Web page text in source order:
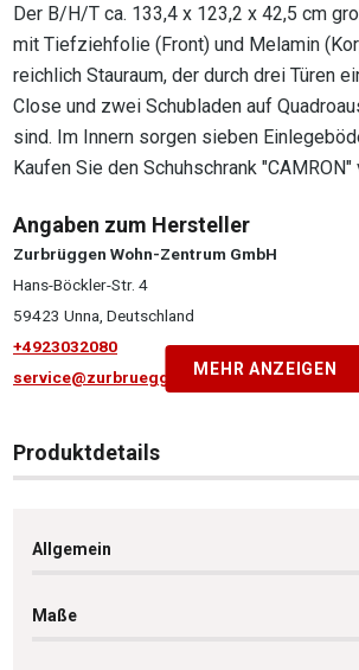
Der B/H/T ca. 133,4 x 123,2 x 42,5 cm
mit Tiefziehfolie (Front) und Melamin
reichlich Stauraum, der durch drei Türen
Close und zwei Schubladen auf
sind. Im Innern sorgen sieben
Kaufen Sie den Schuhschrank
Angaben zum Hersteller
Zurbrüggen Wohn-Zentrum GmbH
Hans-Böckler-Str. 4
59423 Unna, Deutschland
+4923032080
service@zurbrueggen.deMEHR ANZEIGEN
Produktdetails
Allgemein
Maße